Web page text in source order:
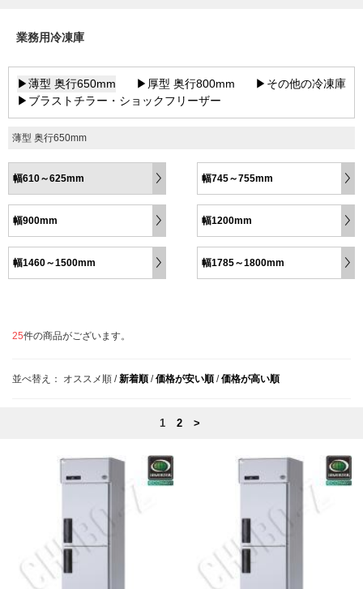
業務用冷凍庫
▶薄型 奥行650mm ▶厚型 奥行800mm
▶その他の冷凍庫
▶ブラストチラー・ショックフリーザー
薄型 奥行650mm
幅610～625mm 幅745～755mm
幅900mm 幅1200mm
幅1460～1500mm 幅1785～1800mm
25件の商品がございます。
並べ替え： オススメ順 /新着順 /価格が安い順 /価格が高い順
1 2 >